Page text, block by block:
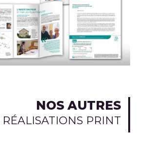
NOS AUTRES
RÉALISATIONS PRINT